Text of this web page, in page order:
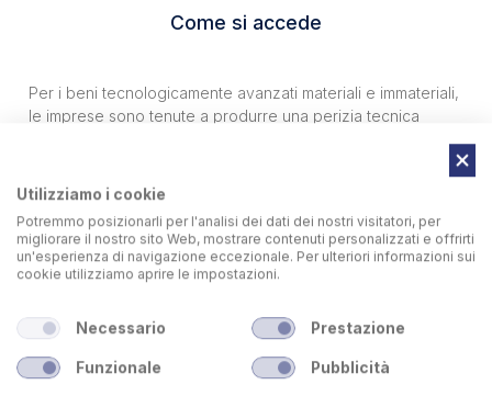
Come si accede
Per i beni tecnologicamente avanzati materiali e immateriali,
le imprese sono tenute a produrre una perizia tecnica
attestato di conformità rilasciato da un ente di certificazione
caratteristiche tecniche tali da includerli rispettivamente
negli elenchi di cui ai richiamati allegato A e sono
interconnessi al sistema aziendale di gestione della
unitario di acquisizione non superiore a 300.000 euro è
sufficiente una dichiarazione resa dal legale
rappresentante.
Utilizziamo i cookie
Potremmo posizionarli per l'analisi dei dati dei nostri visitatori, per
migliorare il nostro sito Web, mostrare contenuti personalizzati e offrirti
un'esperienza di navigazione eccezionale. Per ulteriori informazioni sui
cookie utilizziamo aprire le impostazioni.
Necessario Prestazione
Funzionale Pubblicità